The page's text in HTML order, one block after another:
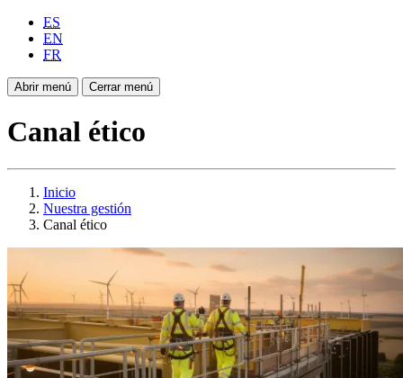
ES
EN
FR
Abrir menú Cerrar menú
Canal ético
Inicio
Nuestra gestión
Canal ético